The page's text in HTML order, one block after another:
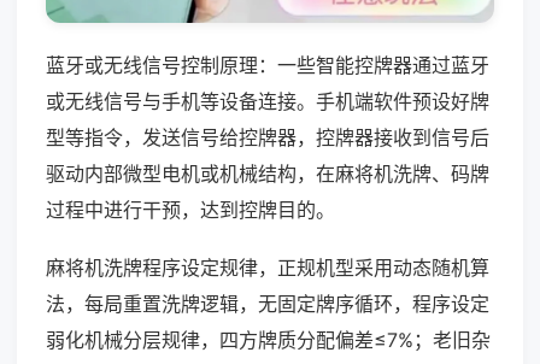
蓝牙或无线信号控制原理：一些智能控牌器通过蓝牙
或无线信号与手机等设备连接。手机端软件预设好牌
型等指令，发送信号给控牌器，控牌器接收到信号后
驱动内部微型电机或机械结构，在麻将机洗牌、码牌
过程中进行干预，达到控牌目的。
麻将机洗牌程序设定规律，正规机型采用动态随机算
法，每局重置洗牌逻辑，无固定牌序循环，程序设定
弱化机械分层规律，四方牌质分配偏差≤7%；老旧杂